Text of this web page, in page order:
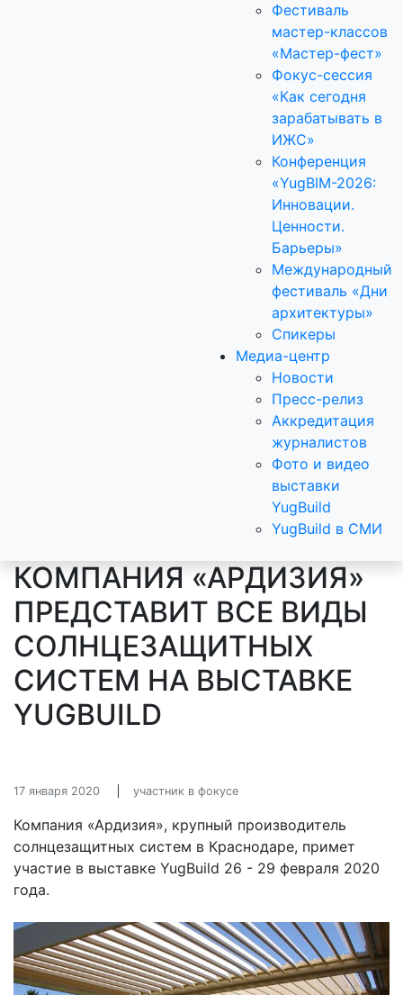
Фестиваль
мастер-классов
«Мастер-фест»
Фокус-сессия
«Как сегодня
зарабатывать в
ИЖС»
Конференция
«YugBIM-2026:
Инновации.
Ценности.
Барьеры»
Международный
фестиваль «Дни
архитектуры»
Спикеры
Медиа-центр
Новости
Пресс-релиз
Аккредитация
журналистов
Фото и видео
выставки
YugBuild
YugBuild в СМИ
КОМПАНИЯ «АРДИЗИЯ»
ПРЕДСТАВИТ ВСЕ ВИДЫ
СОЛНЦЕЗАЩИТНЫХ
СИСТЕМ НА ВЫСТАВКЕ
YUGBUILD
17 января 2020 участник в фокусе
Компания «Ардизия», крупный производитель
солнцезащитных систем в Краснодаре, примет
участие в выставке YugBuild 26 - 29 февраля 2020
года.